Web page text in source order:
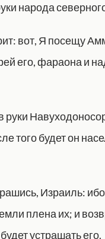
народа
вот, Я посещу
его, фараона и
руки
того будет он
Израиль:
плена их; и
устрашать его.